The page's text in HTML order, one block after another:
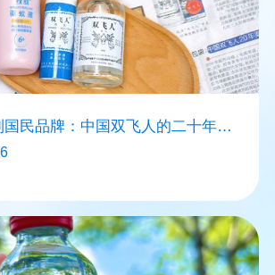
民品牌：中国双飞人的二十年坚